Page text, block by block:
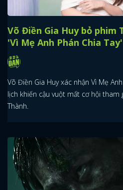
Võ Điền Gia Huy bỏ phim
'Vì Mẹ Anh Phán Chia Tay'
Võ Điền Gia Huy xác nhận Vì Mẹ
lịch khiến cậu vuột mất cơ hội tham
Thành.